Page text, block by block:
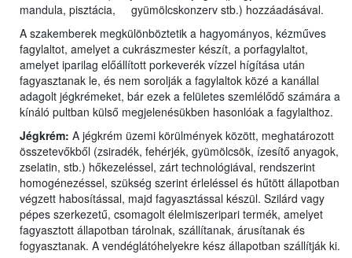
mandula, pisztácia, gyümölcskonzerv stb.) hozzáadásával.
A szakemberek megkülönböztetik a hagyományos, kézműves
fagylaltot, amelyet a cukrászmester készít, a porfagylaltot,
amelyet iparilag előállított porkeverék vízzel hígítása után
fagyasztanak le, és nem sorolják a fagylaltok közé a kanállal
adagolt jégkrémeket, bár ezek a felületes szemlélődő számára a
kínáló pultban külső megjelenésükben hasonlóak a fagylalthoz.
Jégkrém: A jégkrém üzemi körülmények között, meghatározott
összetevőkből (zsiradék, fehérjék, gyümölcsök, ízesítő anyagok,
zselatin, stb.) hőkezeléssel, zárt technológiával, rendszerint
homogénezéssel, szükség szerint érleléssel és hűtött állapotban
végzett habosítással, majd fagyasztással készül. Szilárd vagy
pépes szerkezetű, csomagolt élelmiszeripari termék, amelyet
fagyasztott állapotban tárolnak, szállítanak, árusítanak és
fogyasztanak. A vendéglátóhelyekre kész állapotban szállítják ki.